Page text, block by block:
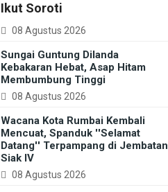
Ikut Soroti
08 Agustus 2026
Sungai Guntung Dilanda
Kebakaran Hebat, Asap Hitam
Membumbung Tinggi
08 Agustus 2026
Wacana Kota Rumbai Kembali
Mencuat, Spanduk ''Selamat
Datang'' Terpampang di Jembatan
Siak IV
08 Agustus 2026